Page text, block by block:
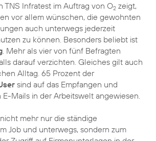
TNS Infratest im Auftrag von O2 zeigt,
vor allem wünschen, die gewohnten
auch unterwegs jederzeit
zu können. Besonders beliebt ist
. Mehr als vier von fünf Befragten
darauf verzichten. Gleiches gilt auch
Alltag. 65 Prozent der
sind auf das Empfangen und
E-Mails in der Arbeitswelt angewiesen.
mehr nur die ständige
Job und unterwegs, sondern zum